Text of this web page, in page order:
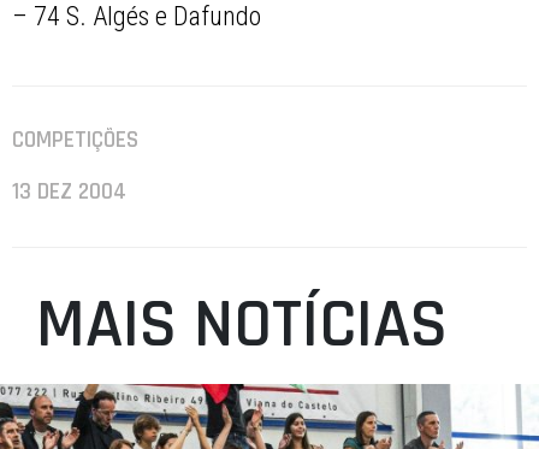
– 74 S. Algés e Dafundo
COMPETIÇÕES
13 DEZ 2004
MAIS NOTÍCIAS